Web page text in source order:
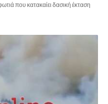
που κατακαίει δασική έκταση